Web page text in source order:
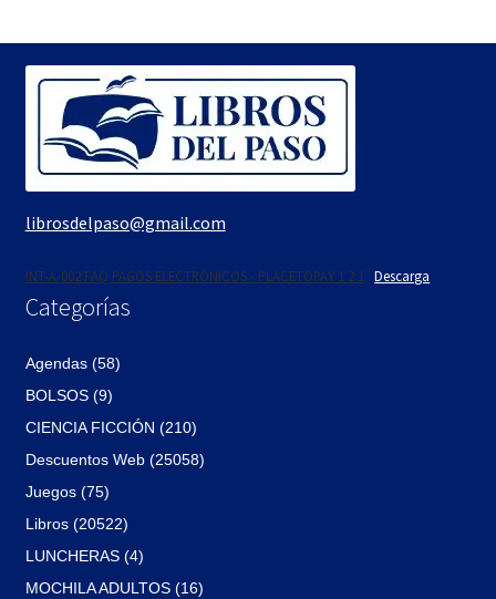
librosdelpaso@gmail.com
INT-A-002 FAQ PAGOS ELECTRÓNICOS - PLACETOPAY 1 2 1 Descarga
Categorías
Agendas (58)
BOLSOS (9)
CIENCIA FICCIÓN (210)
Descuentos Web (25058)
Juegos (75)
Libros (20522)
LUNCHERAS (4)
MOCHILA ADULTOS (16)